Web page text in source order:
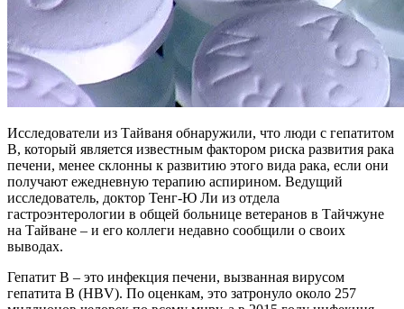
Исследователи из Тайваня обнаружили, что люди с гепатитом
В, который является известным фактором риска развития рака
печени, менее склонны к развитию этого вида рака, если они
получают ежедневную терапию аспирином. Ведущий
исследователь, доктор Тенг-Ю Ли из отдела
гастроэнтерологии в общей больнице ветеранов в Тайчжуне
на Тайване – и его коллеги недавно сообщили о своих
выводах.
Гепатит B – это инфекция печени, вызванная вирусом
гепатита B (HBV). По оценкам, это затронуло около 257